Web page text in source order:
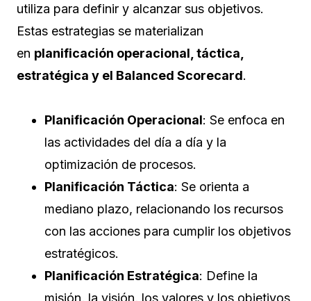
utiliza para definir y alcanzar sus objetivos.
Estas estrategias se materializan
en planificación operacional, táctica,
estratégica y el Balanced Scorecard.
Planificación Operacional: Se enfoca en
las actividades del día a día y la
optimización de procesos.
Planificación Táctica: Se orienta a
mediano plazo, relacionando los recursos
con las acciones para cumplir los objetivos
estratégicos.
Planificación Estratégica: Define la
misión, la visión, los valores y los objetivos